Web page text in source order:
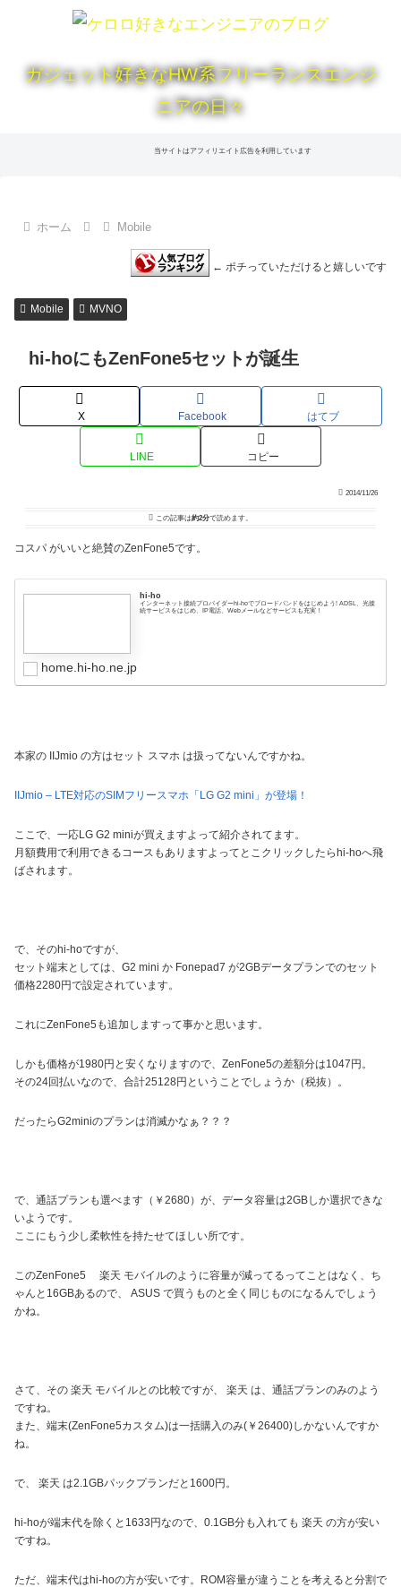
ガジェット好きなHW系フリーランスエンジ
ニアの日々
当サイトはアフィリエイト広告を利用しています
ホーム Mobile
← ポチっていただけると嬉しいです
Mobile MVNO
hi-hoにもZenFone5セットが誕生
X Facebook はてブ
LINE コピー
2014/11/26
この記事は約2分で読めます。
コスパ がいいと絶賛のZenFone5です。
hi-ho
インターネット接続プロバイダーhi-hoでブロードバンドをはじめよう! ADSL、光接
続サービスをはじめ、IP電話、Webメールなどサービスも充実！
home.hi-ho.ne.jp
本家の IIJmio の方はセット スマホ は扱ってないんですかね。
IIJmio – LTE対応のSIMフリースマホ「LG G2 mini」が登場！
ここで、一応LG G2 miniが買えますよって紹介されてます。
月額費用で利用できるコースもありますよってとこクリックしたらhi-hoへ飛
ばされます。
で、そのhi-hoですが、
セット端末としては、G2 mini か Fonepad7 が2GBデータプランでのセット
価格2280円で設定されています。
これにZenFone5も追加しますって事かと思います。
しかも価格が1980円と安くなりますので、ZenFone5の差額分は1047円。
その24回払いなので、合計25128円ということでしょうか（税抜）。
だったらG2miniのプランは消滅かなぁ？？？
で、通話プランも選べます（￥2680）が、データ容量は2GBしか選択できな
いようです。
ここにもう少し柔軟性を持たせてほしい所です。
このZenFone5 楽天 モバイルのように容量が減ってるってことはなく、ち
ゃんと16GBあるので、 ASUS で買うものと全く同じものになるんでしょう
かね。
さて、その 楽天 モバイルとの比較ですが、 楽天 は、通話プランのみのよう
ですね。
また、端末(ZenFone5カスタム)は一括購入のみ(￥26400)しかないんですか
ね。
で、 楽天 は2.1GBパックプランだと1600円。
hi-hoが端末代を除くと1633円なので、0.1GB分も入れても 楽天 の方が安い
ですね。
ただ、端末代はhi-hoの方が安いです。ROM容量が違うことを考えると分割で